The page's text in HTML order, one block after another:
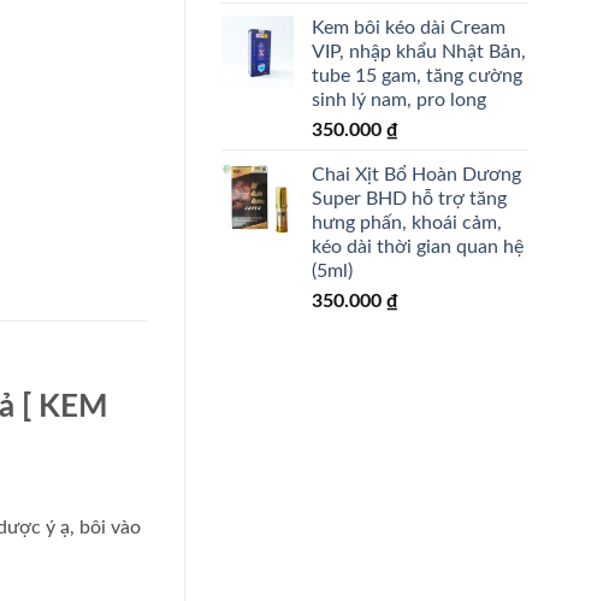
Kem bôi kéo dài Cream
VIP, nhập khẩu Nhật Bản,
tube 15 gam, tăng cường
sinh lý nam, pro long
350.000 ₫
Chai Xịt Bổ Hoàn Dương
Super BHD hỗ trợ tăng
hưng phấn, khoái cảm,
kéo dài thời gian quan hệ
(5ml)
350.000 ₫
[ KEM
ý ạ, bôi vào